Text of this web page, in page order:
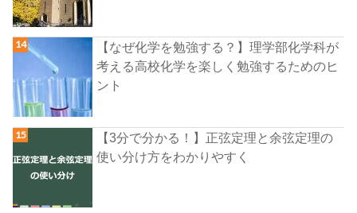
【なぜ化学を勉強する？】理学部化学科が
考える高校化学を楽しく勉強するためのヒ
ント
【3分で分かる！】正弦定理と余弦定理の
使い分け方をわかりやすく